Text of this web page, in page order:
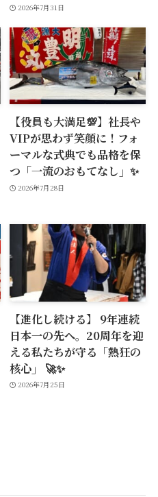
2026年7月31日
【役員も大満足💯】社長や
VIPが思わず笑顔に！フォ
ーマルな式典でも品格を保
つ「一流のおもてなし」✨
2026年7月28日
【進化し続ける】 9年連続
日本一の先へ。20周年を迎
える私たちが守る「熱狂の
核心」 🚀✨
2026年7月25日